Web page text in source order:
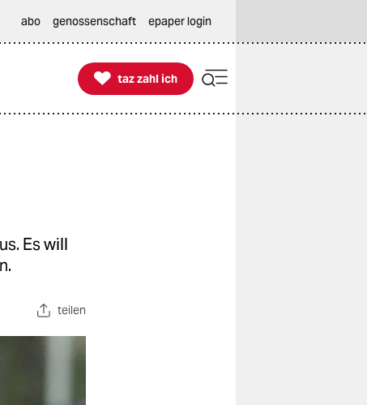
abo genossenschaft epaper login

taz zahl ich
taz zahl ich
Es will
teilen